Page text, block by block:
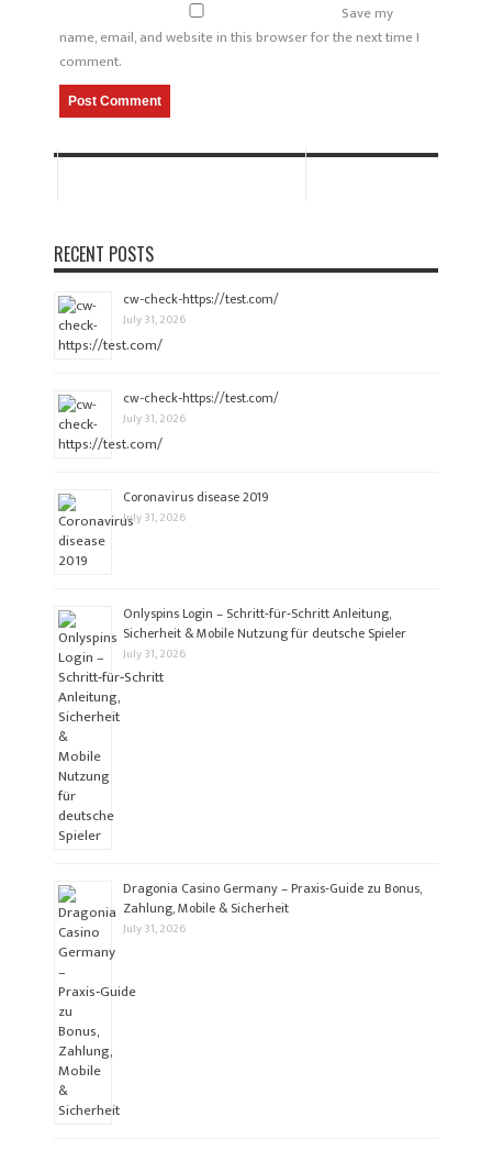
Save my
name, email, and website in this browser for the next time I
comment.
RECENT POSTS
cw-check-https://test.com/
July 31, 2026
cw-check-https://test.com/
July 31, 2026
Coronavirus disease 2019
July 31, 2026
Onlyspins Login – Schritt‑für‑Schritt Anleitung,
Sicherheit & Mobile Nutzung für deutsche Spieler
July 31, 2026
Dragonia Casino Germany – Praxis‑Guide zu Bonus,
Zahlung, Mobile & Sicherheit
July 31, 2026